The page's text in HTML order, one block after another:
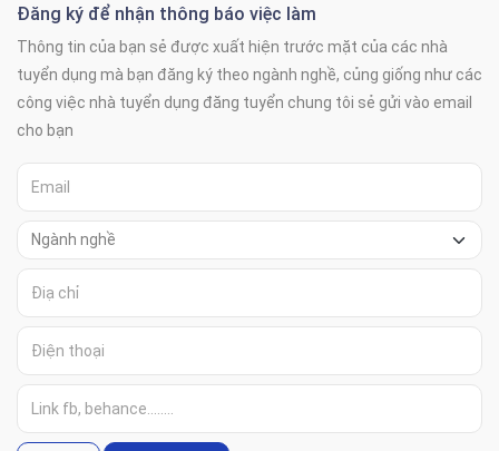
Đăng ký để nhận thông báo việc làm
Thông tin của bạn sẻ được xuất hiện trước mặt của các nhà
tuyển dụng mà bạn đăng ký theo ngành nghề, củng giống như các
công việc nhà tuyển dụng đăng tuyển chung tôi sẻ gửi vào email
cho bạn